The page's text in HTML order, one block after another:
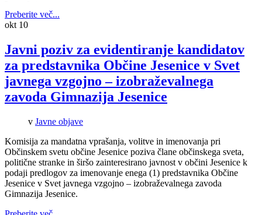
Preberite več...
okt 10
Javni poziv za evidentiranje kandidatov
za predstavnika Občine Jesenice v Svet
javnega vzgojno – izobraževalnega
zavoda Gimnazija Jesenice
v Javne objave
Komisija za mandatna vprašanja, volitve in imenovanja pri
Občinskem svetu občine Jesenice poziva člane občinskega sveta,
politične stranke in širšo zainteresirano javnost v občini Jesenice k
podaji predlogov za imenovanje enega (1) predstavnika Občine
Jesenice v Svet javnega vzgojno – izobraževalnega zavoda
Gimnazija Jesenice.